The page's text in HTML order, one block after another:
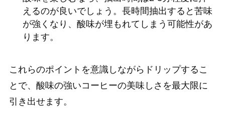
えるのが良いでしょう。長時間抽出すると苦味
が強くなり、酸味が埋もれてしまう可能性があ
ります。
これらのポイントを意識しながらドリップするこ
とで、酸味の強いコーヒーの美味しさを最大限に
引き出せます。